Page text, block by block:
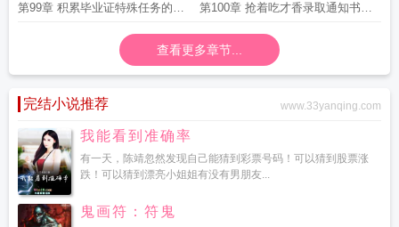
第99章 积累毕业证特殊任务的奖 第100章 抢着吃才香录取通知书到
了
查看更多章节...
完结小说推荐 www.33yanqing.com
我能看到准确率
有一天，陈靖忽然发现自己能猜到彩票号码！可以猜到股票涨
跌！可以猜到漂亮小姐姐有没有男朋友...
鬼画符：符鬼